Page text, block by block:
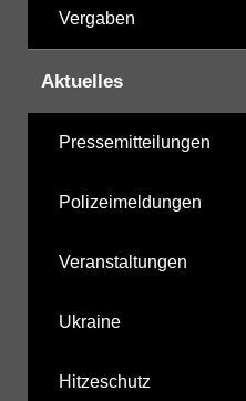
Vergaben
Aktuelles
Pressemitteilungen
Polizeimeldungen
Veranstaltungen
Ukraine
Hitzeschutz